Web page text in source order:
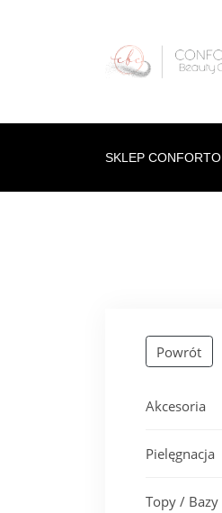
SKLEP CONFORTO
Powrót
Akcesoria
Pielęgnacja
Topy / Bazy